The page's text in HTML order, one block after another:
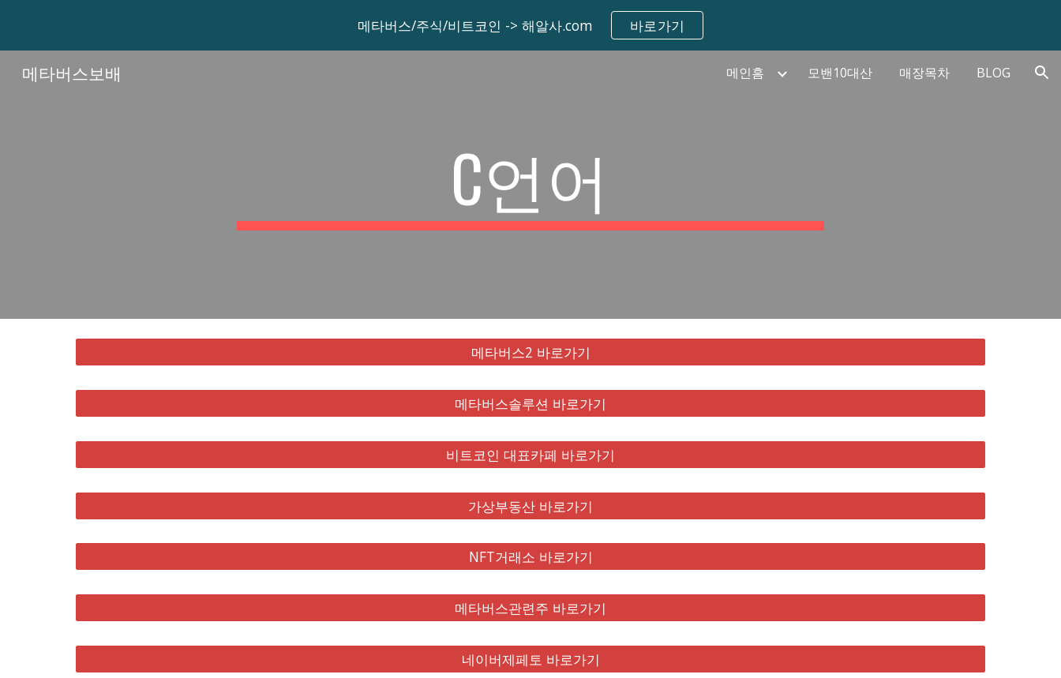
Skip to main content Skip to navigation
메타버스/주식/비트코인 -> 해알사.com 바로가기
메타버스보배 메인홈 모밴10대산 매장목차 BLOG
C언어
메타버스2 바로가기
메타버스솔루션 바로가기
비트코인 대표카페 바로가기
가상부동산 바로가기
NFT거래소 바로가기
메타버스관련주 바로가기
네이버제페토 바로가기